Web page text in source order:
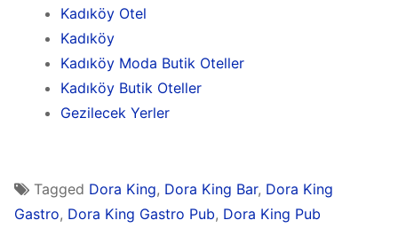
Kadıköy Otel
Kadıköy
Kadıköy Moda Butik Oteller
Kadıköy Butik Oteller
Gezilecek Yerler
Tagged Dora King, Dora King Bar, Dora King
Gastro, Dora King Gastro Pub, Dora King Pub